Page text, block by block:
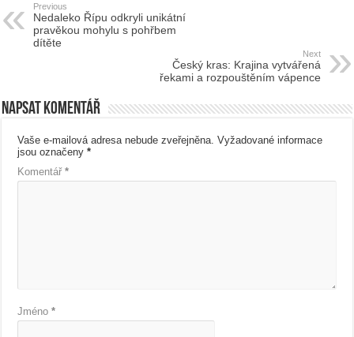
Previous
Nedaleko Řípu odkryli unikátní
pravěkou mohylu s pohřbem
dítěte
Next
Český kras: Krajina vytvářená
řekami a rozpouštěním vápence
Napsat komentář
Vaše e-mailová adresa nebude zveřejněna. Vyžadované informace
jsou označeny*
Komentář*
Jméno*